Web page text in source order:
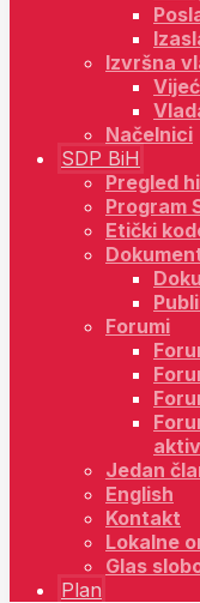
Izvršna
Načelnici
SDP BiH
Pregled
Program
Etički
Forumi
Jedan
English
Kontakt
Lokalne
Glas
Plan